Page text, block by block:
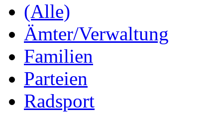
(Alle)
Ämter/Verwaltung
Familien
Parteien
Radsport